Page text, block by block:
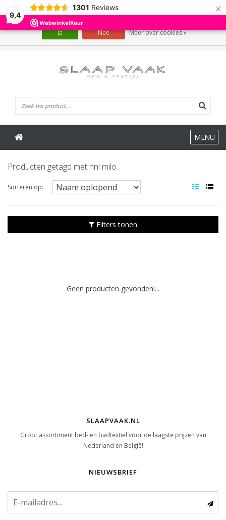
9,4
1301 Reviews ×
MENU
Producten getagd met hnl milo
Sorteren op:
Filters tonen
Geen producten gevonden!...
SLAAPVAAK.NL
Groot assortiment bed- en badtextiel voor de laagste prijzen van
Nederland en België!
NIEUWSBRIEF
Wij slaan cookies op om onze website te verbeteren. Is dat akkoord?
Ja Nee Meer over cookies »